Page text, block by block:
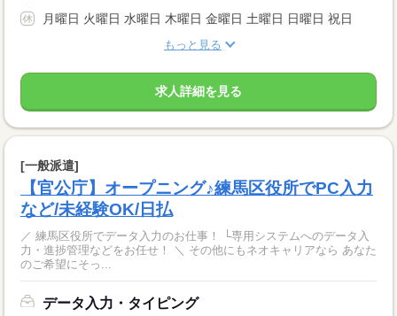
月曜日 火曜日 水曜日 木曜日 金曜日 土曜日 日曜日 祝日
もっと見る
求人詳細を見る
[一般派遣]
【官公庁】オープニング♪練馬区役所でPC入力
など/未経験OK/日払
／ 練馬区役所でデータ入力のお仕事！ └専用システムへのデータ入
力・進捗管理などをお任せ！ ＼ その他にもネオキャリアなら あなた
のご希望にそっ...
データ入力・タイピング